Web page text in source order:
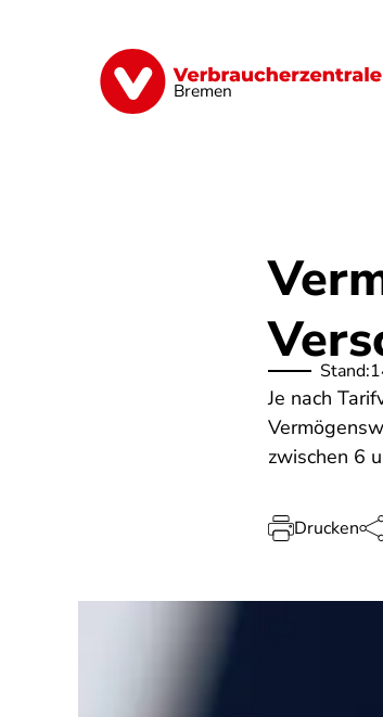
Bremen
Finanzen Digitales
Stand:
Je nach
zwischen 6
Drucken